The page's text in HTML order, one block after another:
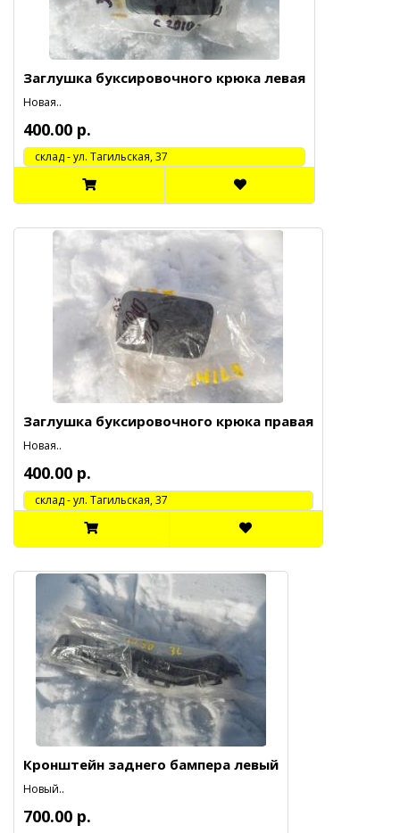
Заглушка буксировочного крюка левая
Новая..
400.00 р.
cклад - ул. Тагильская, 37
Заглушка буксировочного крюка правая
Новая..
400.00 р.
cклад - ул. Тагильская, 37
Кронштейн заднего бампера левый
Новый..
700.00 р.